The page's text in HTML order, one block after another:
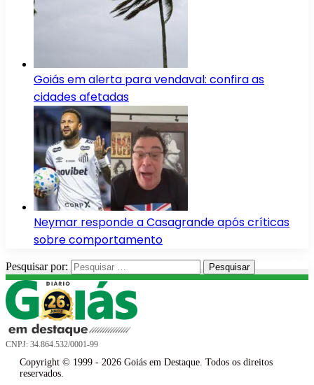
Goiás em alerta para vendaval: confira as
cidades afetadas
Neymar responde a Casagrande após críticas
sobre comportamento
Pesquisar por:
CNPJ: 34.864.532/0001-99
Copyright © 1999 - 2026 Goiás em Destaque. Todos os direitos
reservados.